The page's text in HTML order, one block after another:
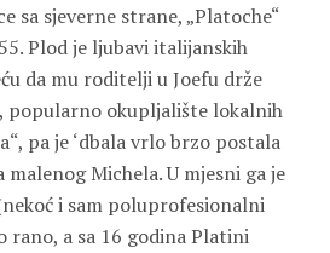
sa sjeverne strane, „Platoche“
Plod je ljubavi italijanskih
da mu roditelji u Joefu drže
popularno okupljalište lokalnih
pa je ‘dbala vrlo brzo postala
Michela. U mjesni ga je
i sam poluprofesionalni
rano, a sa 16 godina Platini